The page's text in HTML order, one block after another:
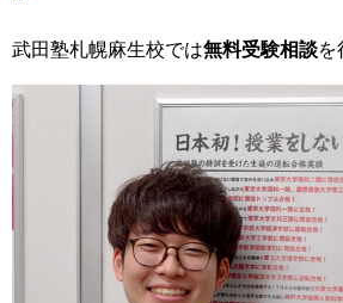
武田塾札幌麻生校では無料受験相談を